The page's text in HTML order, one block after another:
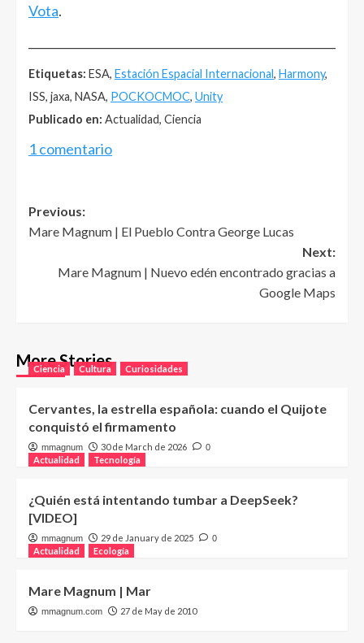
Vota.
Etiquetas: ESA, Estación Espacial Internacional, Harmony,
ISS, jaxa, NASA, POCKOCMOC, Unity
Publicado en: Actualidad, Ciencia
1 comentario
Post
navigation
Previous:
Mare Magnum | El Pueblo Contra George Lucas
Next:
Mare Magnum | Nuevo edén encontrado gracias a
Google Maps
More Stories
Ciencia Cultura Curiosidades
Cervantes, la estrella española: cuando el Quijote
conquistó el firmamento
mmagnum 30 de March de 2026 0
Actualidad Tecnología
¿Quién está intentando tumbar a DeepSeek?
[VIDEO]
mmagnum 29 de January de 2025 0
Actualidad Ecología
Mare Magnum | Mar
mmagnum.com 27 de May de 2010